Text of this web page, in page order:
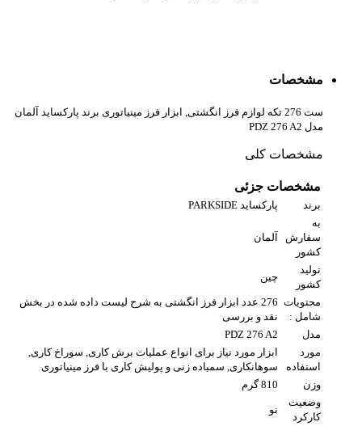
مشخصات
ست 276 تکه لوازم فرز انگشتی, ابزار فرز مینیاتوری برند پارکساید آلمان
مدل PDZ 276 A2
مشخصات کلی
مشخصات جزئی
برند
پارکساید PARKSIDE
به
سفارش
کشور
آلمان
تولید
کشور
چین
محتویات
شامل :
276 عدد ابزار فرز انگشتی به شرح لیست داده شده در بخش
نقد و بررسی
مدل
PDZ 276 A2
مورد
استفاده
ابزار مورد نیاز برای انواع عملیات برش کاری, سوراخ کاری,
سوهانکاری, سمباده زنی و پولیش کاری با فرز مینیاتوری
وزن
810 گرم
وضعیت
کارکرد
نو